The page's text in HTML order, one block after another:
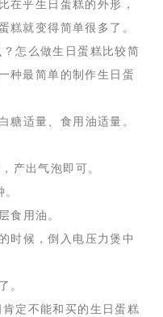
在乎生日蛋糕的外形，
糕就变得简单很多了。
怎么做生日蛋糕比较简
种最简单的制作生日蛋
适量、食用油适量。
产出气泡即可。
用油。
候，倒入电压力煲中
。
定不能和买的生日蛋糕